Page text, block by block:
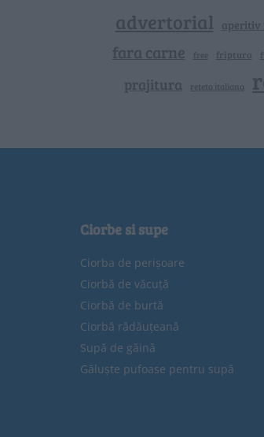
advertorial aperitiv
fara carne free friptura
prajitura reteta italiana
Ciorbe si supe
Ciorba de perișoare
Ciorbă de văcuță
Ciorbă de burtă
Ciorbă rădăuțeană
Supă de găină
Găluște pufoase pentru supă